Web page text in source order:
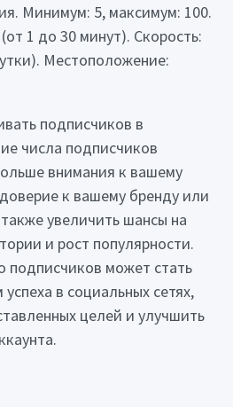
Минимум: 5, максимум: 100.
1 до 30 минут). Скорость:
Местоположение:
подписчиков в
числа подписчиков
внимания к вашему
к вашему бренду или
увеличить шансы на
и рост популярности.
подписчиков может стать
в социальных сетях,
целей и улучшить